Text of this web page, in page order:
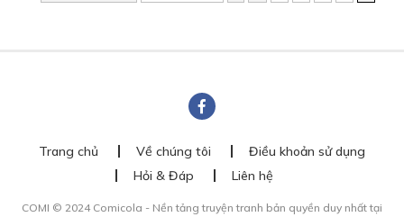
Trang chủ Về chúng tôi
Điều khoản sử dụng
Hỏi & Đáp
Liên hệ
COMI © 2024 Comicola - Nền tảng truyện tranh bản quyền duy nhất tại